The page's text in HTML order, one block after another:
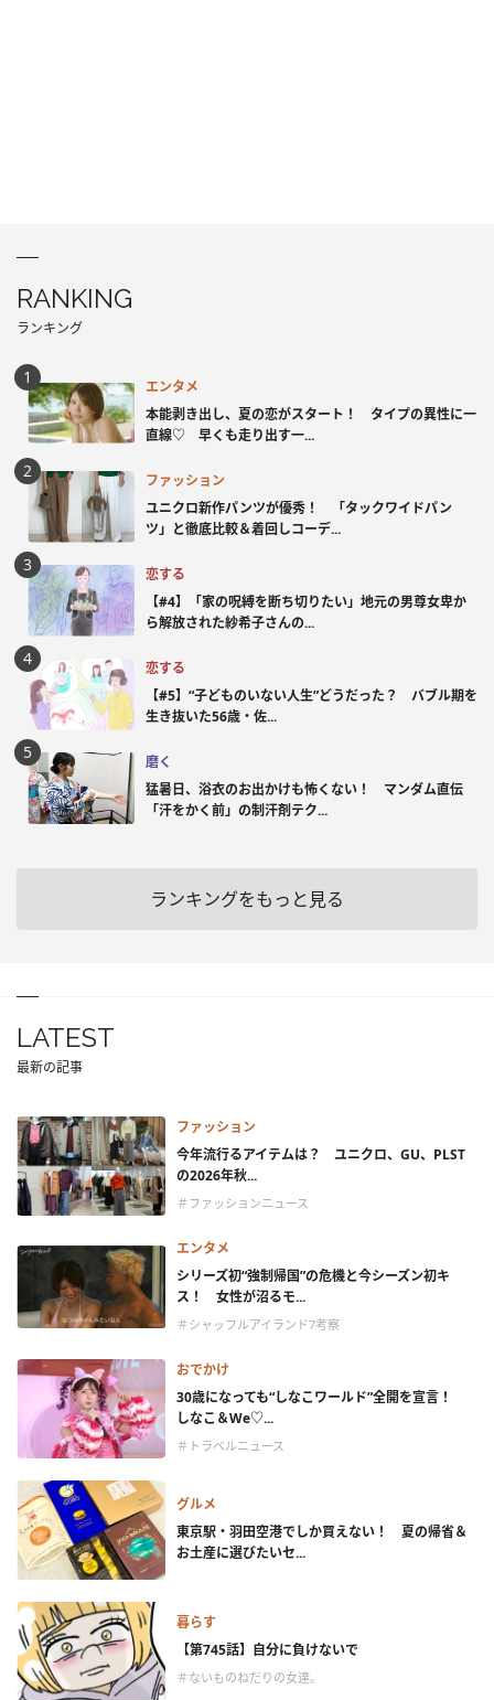
RANKING
ランキング
エンタメ
本能剥き出し、夏の恋がスタート！ タイプの異性に一
直線♡ 早くも走り出す一...
ファッション
ユニクロ新作パンツが優秀！ 「タックワイドパン
ツ」と徹底比較＆着回しコーデ...
恋する
【#4】「家の呪縛を断ち切りたい」地元の男尊女卑か
ら解放された紗希子さんの...
恋する
【#5】“子どものいない人生”どうだった？ バブル期を
生き抜いた56歳・佐...
磨く
猛暑日、浴衣のお出かけも怖くない！ マンダム直伝
「汗をかく前」の制汗剤テク...
ランキングをもっと見る
LATEST
最新の記事
ファッション
今年流行るアイテムは？ ユニクロ、GU、PLST
の2026年秋...
＃ファッションニュース
エンタメ
シリーズ初“強制帰国”の危機と今シーズン初キ
ス！ 女性が沼るモ...
＃シャッフルアイランド7考察
おでかけ
30歳になっても“しなこワールド”全開を宣言！
しなこ＆We♡...
＃トラベルニュース
グルメ
東京駅・羽田空港でしか買えない！ 夏の帰省＆
お土産に選びたいセ...
暮らす
【第745話】自分に負けないで
＃ないものねだりの女達。